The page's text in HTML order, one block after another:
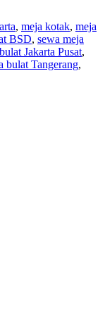
, meja kotak, meja
BSD, sewa meja
Jakarta Pusat,
bulat Tangerang,